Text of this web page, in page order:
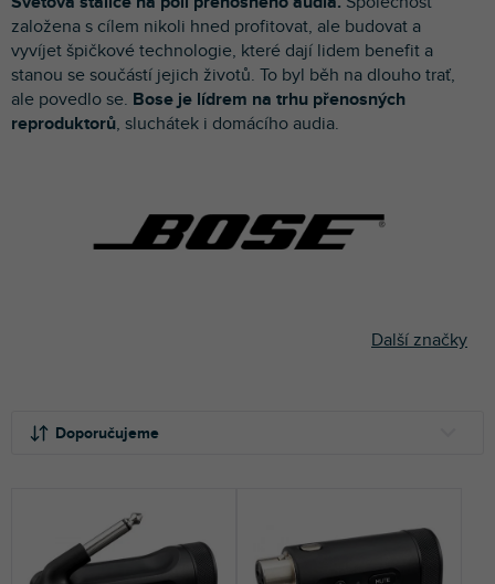
založena s cílem nikoli hned profitovat, ale budovat a
vyvíjet špičkové technologie, které dají lidem benefit a
stanou se součástí jejich životů. To byl běh na dlouho trať,
ale povedlo se. Bose je lídrem na trhu přenosných
reproduktorů, sluchátek i domácího audia.
Další značky
Doporučujeme
NEJPRODÁVANĚJŠÍ
p
r
o
d
u
k